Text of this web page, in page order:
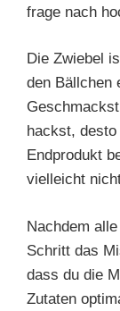
frage nach
Die Zwiebel
den Bällchen
hackst,
Endprodukt
vielleicht
Nachdem
Schritt das
dass du die
Zutaten